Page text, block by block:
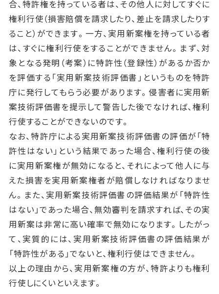
合、特許権を持っている者は、その他人に対してすぐに
権利行使（損害賠償を請求したり、差止を請求したりす
ること）ができます。一方、実用新案権を持っている者
は、すぐに権利行使をすることができません。まず、対
象となる発明（考案）に特許性（登録性）があるか否か
を評価する「実用新案技術評価書」というものを特許
庁に発行してもらう必要があります。侵害者に実用新
案技術評価書を提示して警告した後でなければ、権利
行使することができないのです。
なお、特許庁による実用新案技術評価書の評価が「特
許性はない」という結果であった場合、権利行使の後
に実用新案権が無効になると、それによって他人に与
えた損害を実用新案権者が賠償しなければなりませ
ん。また、実用新案技術評価書の評価結果が「特許性
はない」であった場合、無効審判を請求すれば、その実
用新案は非常に高い確率で無効になります。したがっ
て、実質的には、実用新案技術評価書の評価結果が
「特許性がある」でないと、権利行使はできません。
以上の理由から、実用新案権の方が、特許よりも権利
行使しにくいといえます。